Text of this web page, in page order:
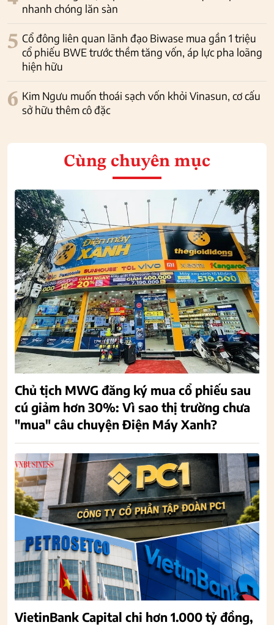
nhanh chóng lăn sàn
5 Cổ đông liên quan lãnh đạo Biwase mua gần 1 triệu
cổ phiếu BWE trước thềm tăng vốn, áp lực pha loãng
hiện hữu
6 Kim Ngưu muốn thoái sạch vốn khỏi Vinasun, cơ cấu
sở hữu thêm cô đặc
Cùng chuyên mục
Chủ tịch MWG đăng ký mua cổ phiếu sau
cú giảm hơn 30%: Vì sao thị trường chưa
"mua" câu chuyện Điện Máy Xanh?
VietinBank Capital chi hơn 1.000 tỷ đồng,